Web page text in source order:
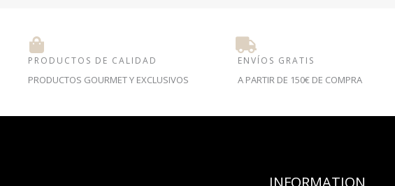
PRODUCTOS DE CALIDAD
PRODUCTOS GOURMET Y EXCLUSIVOS
ENVÍOS GRATIS
A PARTIR DE 150€ DE COMPRA